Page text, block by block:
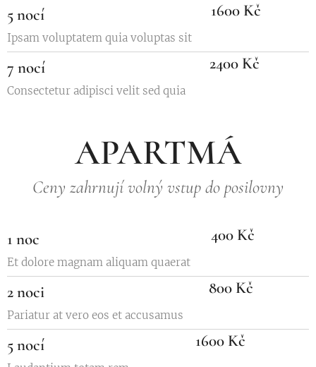
5 nocí
Ipsam voluptatem quia voluptas sit
1600 Kč
7 nocí
Consectetur adipisci velit sed quia
2400 Kč
APARTMÁ
Ceny zahrnují volný vstup do posilovny
1 noc
Et dolore magnam aliquam quaerat
400 Kč
2 noci
Pariatur at vero eos et accusamus
800 Kč
5 nocí 1600 Kč